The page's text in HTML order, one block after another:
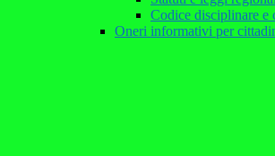
Codice disciplinare e
Oneri informativi per